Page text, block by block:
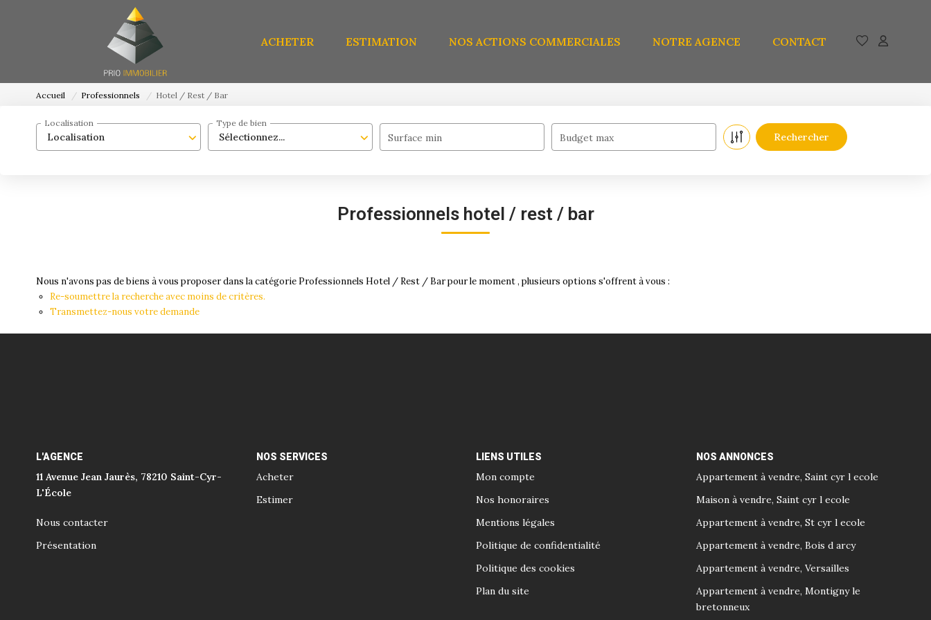
ACHETER ESTIMATION NOS ACTIONS COMMERCIALES NOTRE AGENCE CONTACT
Accueil Professionnels Hotel / Rest / Bar
Localisation
Localisation
Sélectionnez...
Type de bien
Surface min Budget max
Professionnels hotel / rest / bar
Nous n'avons pas de biens à vous proposer dans la catégorie Professionnels Hotel / Rest / Bar pour le moment , plusieurs options s'offrent à vous :
Re-soumettre la recherche avec moins de critères.
Transmettez-nous votre demande
L'AGENCE
11 Avenue Jean Jaurès, 78210 Saint-Cyr-
L'École
Nous contacter
Présentation
NOS SERVICES
Acheter
Estimer
LIENS UTILES
Mon compte
Nos honoraires
Mentions légales
Politique de confidentialité
Politique des cookies
Plan du site
NOS ANNONCES
Appartement à vendre, Saint cyr l ecole
Maison à vendre, Saint cyr l ecole
Appartement à vendre, St cyr l ecole
Appartement à vendre, Bois d arcy
Appartement à vendre, Versailles
Appartement à vendre, Montigny le
bretonneux